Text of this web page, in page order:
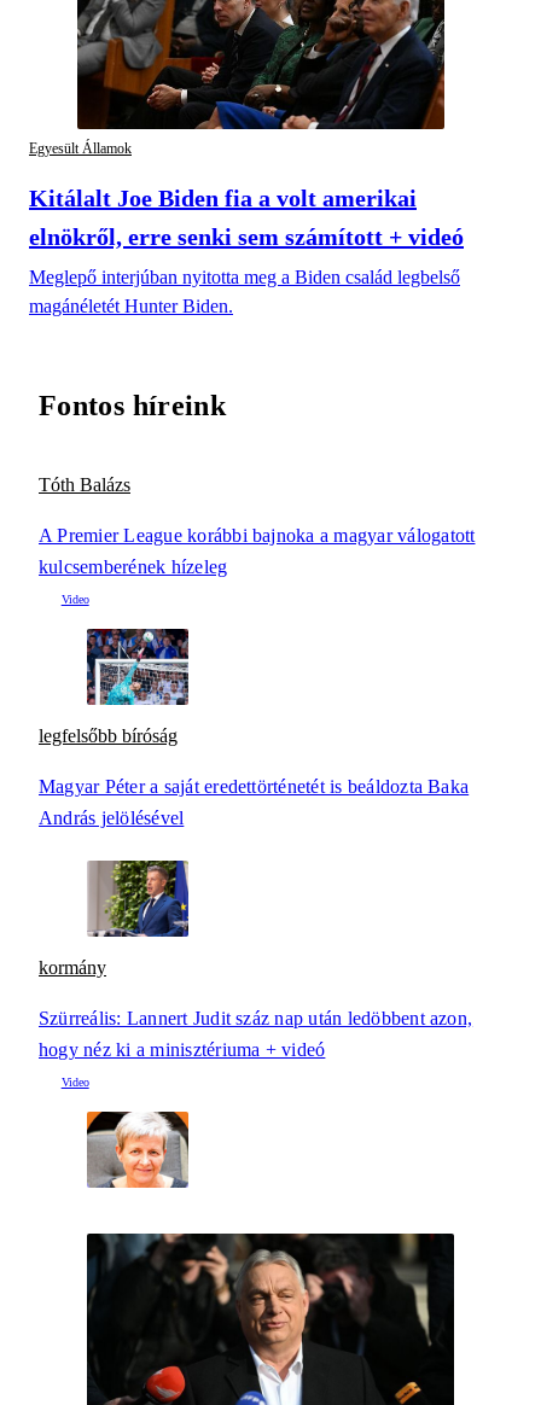
Egyesült Államok
Kitálalt Joe Biden fia a volt amerikai
elnökről, erre senki sem számított + videó
Meglepő interjúban nyitotta meg a Biden család legbelső
magánéletét Hunter Biden.
Fontos híreink
Tóth Balázs
A Premier League korábbi bajnoka a magyar válogatott
kulcsemberének hízeleg
legfelsőbb bíróság
Magyar Péter a saját eredettörténetét is beáldozta Baka
András jelölésével
kormány
Szürreális: Lannert Judit száz nap után ledöbbent azon,
hogy néz ki a minisztériuma + videó